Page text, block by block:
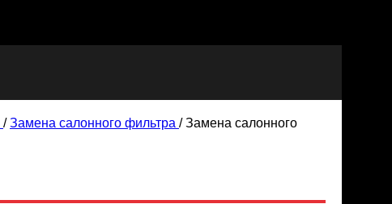
/Замена салонного фильтра /Замена салонного